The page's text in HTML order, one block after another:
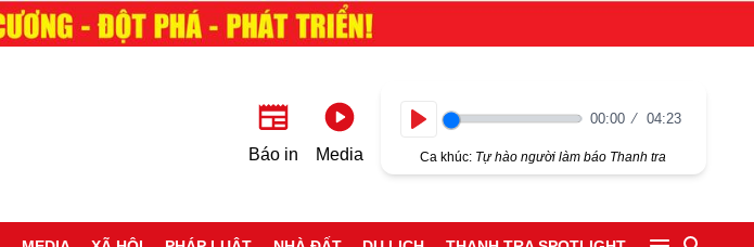
Báo in Media
00:00 04:23
Ca khúc: Tự hào người làm báo Thanh tra